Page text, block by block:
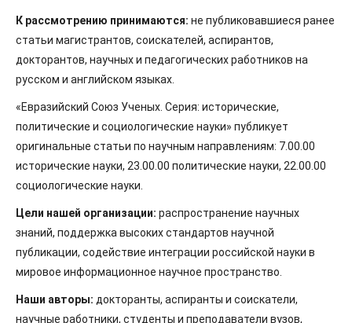
К рассмотрению принимаются: не публиковавшиеся ранее
статьи магистрантов, соискателей, аспирантов,
докторантов, научных и педагогических работников на
русском и английском языках.
«Евразийский Союз Ученых. Серия: исторические,
политические и социологические науки» публикует
оригинальные статьи по научным направлениям: 7.00.00
исторические науки, 23.00.00 политические науки, 22.00.00
социологические науки.
Цели нашей организации: распространение научных
знаний, поддержка высоких стандартов научной
публикации, содействие интеграции российской науки в
мировое информационное научное пространство.
Наши авторы: докторанты, аспиранты и соискатели,
научные работники, студенты и преподаватели вузов,